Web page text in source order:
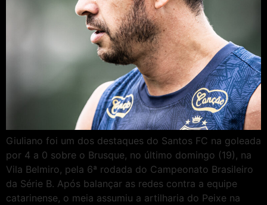
Giuliano foi um dos destaques do Santos FC na goleada
por 4 a 0 sobre o Brusque, no último domingo (19), na
Vila Belmiro, pela 6ª rodada do Campeonato Brasileiro
da Série B. Após balançar as redes contra a equipe
catarinense, o meia assumiu a artilharia do Peixe na